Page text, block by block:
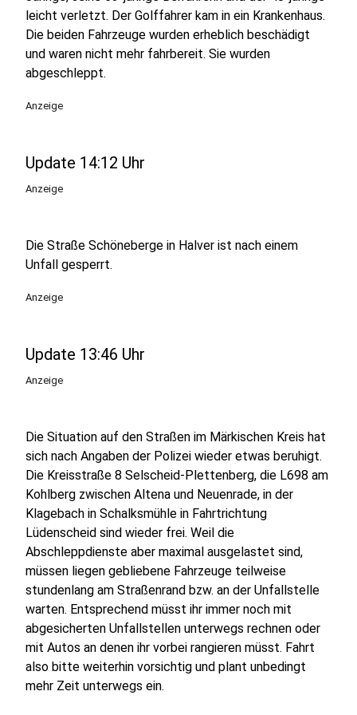
leicht verletzt. Der Golffahrer kam in ein Krankenhaus.
Die beiden Fahrzeuge wurden erheblich beschädigt
und waren nicht mehr fahrbereit. Sie wurden
abgeschleppt.
Anzeige
Update 14:12 Uhr
Anzeige
Die Straße Schöneberge in Halver ist nach einem
Unfall gesperrt.
Anzeige
Update 13:46 Uhr
Anzeige
Die Situation auf den Straßen im Märkischen Kreis hat
sich nach Angaben der Polizei wieder etwas beruhigt.
Die Kreisstraße 8 Selscheid-Plettenberg, die L698 am
Kohlberg zwischen Altena und Neuenrade, in der
Klagebach in Schalksmühle in Fahrtrichtung
Lüdenscheid sind wieder frei. Weil die
Abschleppdienste aber maximal ausgelastet sind,
müssen liegen gebliebene Fahrzeuge teilweise
stundenlang am Straßenrand bzw. an der Unfallstelle
warten. Entsprechend müsst ihr immer noch mit
abgesicherten Unfallstellen unterwegs rechnen oder
mit Autos an denen ihr vorbei rangieren müsst. Fahrt
also bitte weiterhin vorsichtig und plant unbedingt
mehr Zeit unterwegs ein.